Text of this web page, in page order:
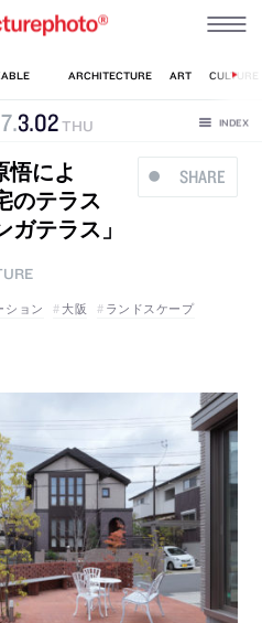
.3.02THU
SHARE
によ
のテラス
テラス」
ション 大阪
ランドスケープ